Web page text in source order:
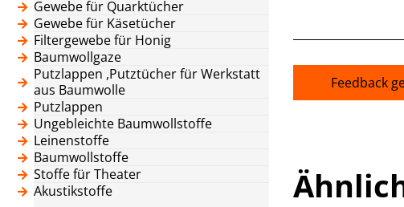
Gewebe für Quarktücher
Gewebe für Käsetücher
Filtergewebe für Honig
Baumwollgaze
Putzlappen ,Putztücher für Werkstatt
aus Baumwolle
Putzlappen
Ungebleichte Baumwollstoffe
Leinenstoffe
Baumwollstoffe
Stoffe für Theater
Akustikstoffe
Feedback